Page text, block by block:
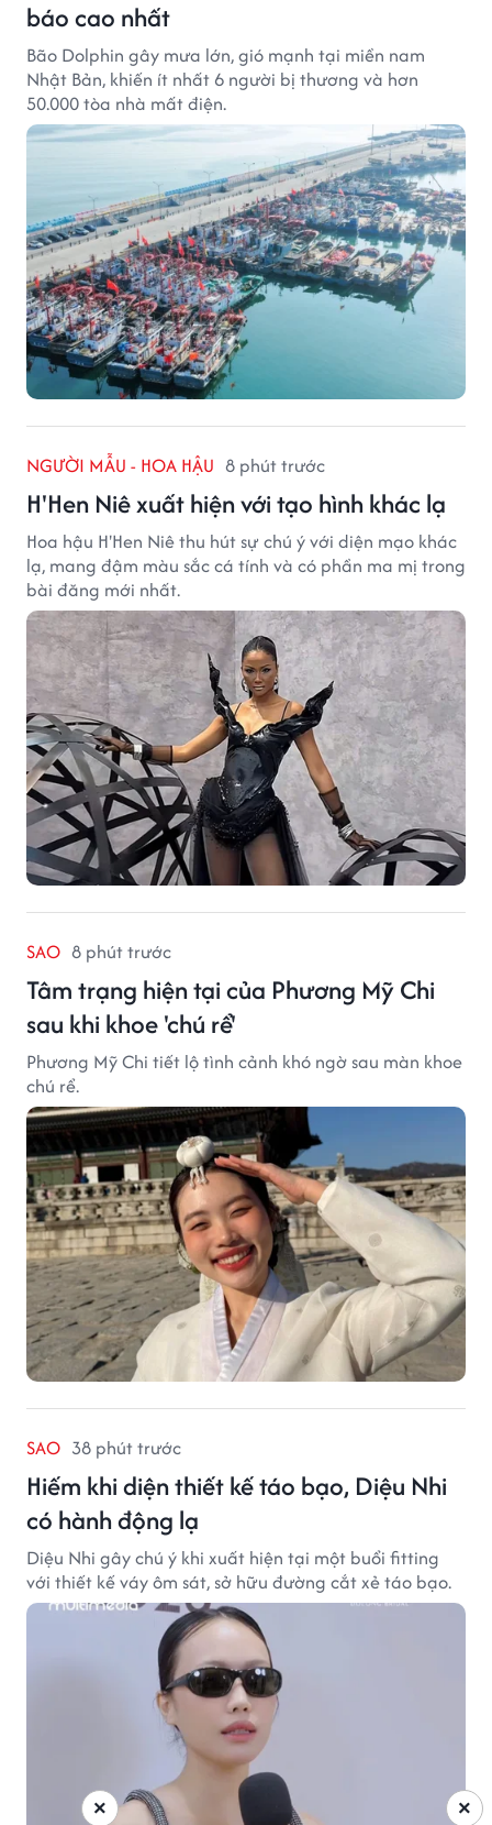
báo cao nhất
Bão Dolphin gây mưa lớn, gió mạnh tại miền nam
Nhật Bản, khiến ít nhất 6 người bị thương và hơn
50.000 tòa nhà mất điện.
NGƯỜI MẪU - HOA HẬU 8 phút trước
H'Hen Niê xuất hiện với tạo hình khác lạ
Hoa hậu H'Hen Niê thu hút sự chú ý với diện mạo khác
lạ, mang đậm màu sắc cá tính và có phần ma mị trong
bài đăng mới nhất.
SAO 8 phút trước
Tâm trạng hiện tại của Phương Mỹ Chi
sau khi khoe 'chú rể'
Phương Mỹ Chi tiết lộ tình cảnh khó ngờ sau màn khoe
chú rể.
SAO 38 phút trước
Hiếm khi diện thiết kế táo bạo, Diệu Nhi
có hành động lạ
Diệu Nhi gây chú ý khi xuất hiện tại một buổi fitting
với thiết kế váy ôm sát, sở hữu đường cắt xẻ táo bạo.
×
×